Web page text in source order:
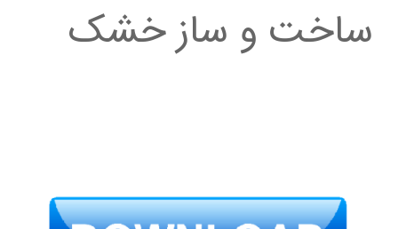
ساخت و ساز خشک